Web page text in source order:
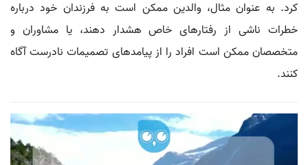
کرد. به عنوان مثال، والدین ممکن است به فرزندان خود درباره
خطرات ناشی از رفتارهای خاص هشدار دهند، یا مشاوران و
متخصصان ممکن است افراد را از پیامدهای تصمیمات نادرست آگاه
کنند.